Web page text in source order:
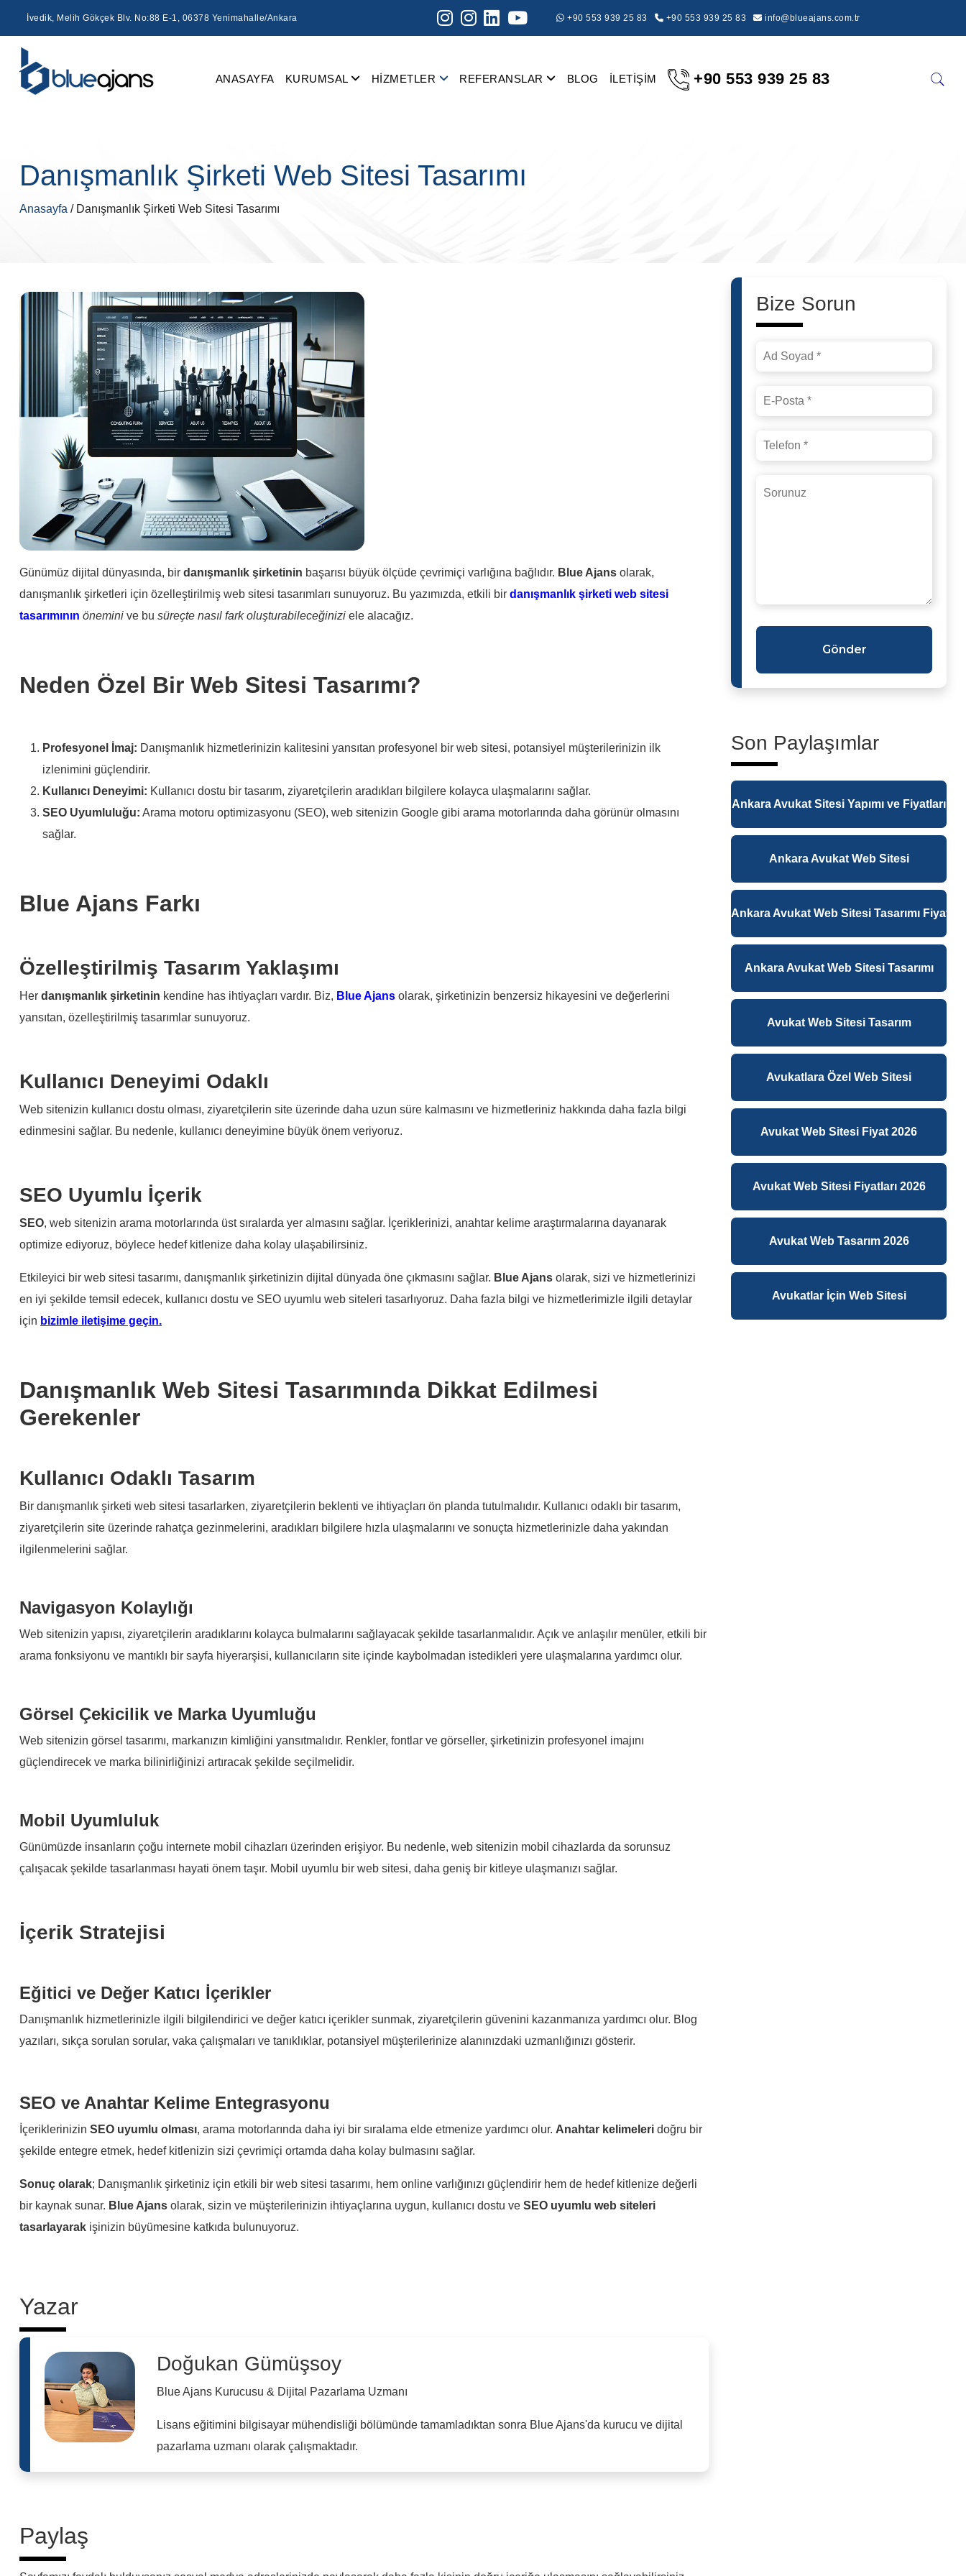
İvedik, Melih Gökçek Blv. No:88 E-1, 06378 Yenimahalle/Ankara +90 553 939 25 83 +90 553 939 25 83 info@blueajans.com.tr
ANASAYFA KURUMSAL HİZMETLER REFERANSLAR BLOG İLETİŞİM +90 553 939 25 83
Danışmanlık Şirketi Web Sitesi Tasarımı
Anasayfa / Danışmanlık Şirketi Web Sitesi Tasarımı
Günümüz dijital dünyasında, bir danışmanlık şirketinin başarısı büyük ölçüde çevrimiçi varlığına bağlıdır. Blue Ajans olarak,
danışmanlık şirketleri için özelleştirilmiş web sitesi tasarımları sunuyoruz. Bu yazımızda, etkili bir danışmanlık şirketi web sitesi
tasarımının önemini ve bu süreçte nasıl fark oluşturabileceğinizi ele alacağız.
Neden Özel Bir Web Sitesi Tasarımı?
Profesyonel İmaj: Danışmanlık hizmetlerinizin kalitesini yansıtan profesyonel bir web sitesi, potansiyel müşterilerinizin ilk
izlenimini güçlendirir.
Kullanıcı Deneyimi: Kullanıcı dostu bir tasarım, ziyaretçilerin aradıkları bilgilere kolayca ulaşmalarını sağlar.
SEO Uyumluluğu: Arama motoru optimizasyonu (SEO), web sitenizin Google gibi arama motorlarında daha görünür olmasını
sağlar.
Blue Ajans Farkı
Özelleştirilmiş Tasarım Yaklaşımı
Her danışmanlık şirketinin kendine has ihtiyaçları vardır. Biz, Blue Ajans olarak, şirketinizin benzersiz hikayesini ve değerlerini
yansıtan, özelleştirilmiş tasarımlar sunuyoruz.
Kullanıcı Deneyimi Odaklı
Web sitenizin kullanıcı dostu olması, ziyaretçilerin site üzerinde daha uzun süre kalmasını ve hizmetleriniz hakkında daha fazla bilgi
edinmesini sağlar. Bu nedenle, kullanıcı deneyimine büyük önem veriyoruz.
SEO Uyumlu İçerik
SEO, web sitenizin arama motorlarında üst sıralarda yer almasını sağlar. İçeriklerinizi, anahtar kelime araştırmalarına dayanarak
optimize ediyoruz, böylece hedef kitlenize daha kolay ulaşabilirsiniz.
Etkileyici bir web sitesi tasarımı, danışmanlık şirketinizin dijital dünyada öne çıkmasını sağlar. Blue Ajans olarak, sizi ve hizmetlerinizi
en iyi şekilde temsil edecek, kullanıcı dostu ve SEO uyumlu web siteleri tasarlıyoruz. Daha fazla bilgi ve hizmetlerimizle ilgili detaylar
için bizimle iletişime geçin.
Danışmanlık Web Sitesi Tasarımında Dikkat Edilmesi
Gerekenler
Kullanıcı Odaklı Tasarım
Bir danışmanlık şirketi web sitesi tasarlarken, ziyaretçilerin beklenti ve ihtiyaçları ön planda tutulmalıdır. Kullanıcı odaklı bir tasarım,
ziyaretçilerin site üzerinde rahatça gezinmelerini, aradıkları bilgilere hızla ulaşmalarını ve sonuçta hizmetlerinizle daha yakından
ilgilenmelerini sağlar.
Navigasyon Kolaylığı
Web sitenizin yapısı, ziyaretçilerin aradıklarını kolayca bulmalarını sağlayacak şekilde tasarlanmalıdır. Açık ve anlaşılır menüler, etkili bir
arama fonksiyonu ve mantıklı bir sayfa hiyerarşisi, kullanıcıların site içinde kaybolmadan istedikleri yere ulaşmalarına yardımcı olur.
Görsel Çekicilik ve Marka Uyumluğu
Web sitenizin görsel tasarımı, markanızın kimliğini yansıtmalıdır. Renkler, fontlar ve görseller, şirketinizin profesyonel imajını
güçlendirecek ve marka bilinirliğinizi artıracak şekilde seçilmelidir.
Mobil Uyumluluk
Günümüzde insanların çoğu internete mobil cihazları üzerinden erişiyor. Bu nedenle, web sitenizin mobil cihazlarda da sorunsuz
çalışacak şekilde tasarlanması hayati önem taşır. Mobil uyumlu bir web sitesi, daha geniş bir kitleye ulaşmanızı sağlar.
İçerik Stratejisi
Eğitici ve Değer Katıcı İçerikler
Danışmanlık hizmetlerinizle ilgili bilgilendirici ve değer katıcı içerikler sunmak, ziyaretçilerin güvenini kazanmanıza yardımcı olur. Blog
yazıları, sıkça sorulan sorular, vaka çalışmaları ve tanıklıklar, potansiyel müşterilerinize alanınızdaki uzmanlığınızı gösterir.
SEO ve Anahtar Kelime Entegrasyonu
İçeriklerinizin SEO uyumlu olması, arama motorlarında daha iyi bir sıralama elde etmenize yardımcı olur. Anahtar kelimeleri doğru bir
şekilde entegre etmek, hedef kitlenizin sizi çevrimiçi ortamda daha kolay bulmasını sağlar.
Sonuç olarak; Danışmanlık şirketiniz için etkili bir web sitesi tasarımı, hem online varlığınızı güçlendirir hem de hedef kitlenize değerli
bir kaynak sunar. Blue Ajans olarak, sizin ve müşterilerinizin ihtiyaçlarına uygun, kullanıcı dostu ve SEO uyumlu web siteleri
tasarlayarak işinizin büyümesine katkıda bulunuyoruz.
Yazar
Doğukan Gümüşsoy
Blue Ajans Kurucusu & Dijital Pazarlama Uzmanı
Lisans eğitimini bilgisayar mühendisliği bölümünde tamamladıktan sonra Blue Ajans'da kurucu ve dijital
pazarlama uzmanı olarak çalışmaktadır.
Paylaş
Bize Sorun
Gönder
Son Paylaşımlar
Ankara Avukat Sitesi Yapımı ve Fiyatları
Ankara Avukat Web Sitesi
Ankara Avukat Web Sitesi Tasarımı
Ankara Avukat Web Sitesi Tasarımı
Avukat Web Sitesi Tasarım
Avukatlara Özel Web Sitesi
Avukat Web Sitesi Fiyat 2026
Avukat Web Sitesi Fiyatları 2026
Avukat Web Tasarım 2026
Avukatlar İçin Web Sitesi